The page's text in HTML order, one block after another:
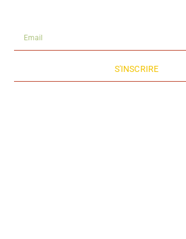
S'INSCRIRE